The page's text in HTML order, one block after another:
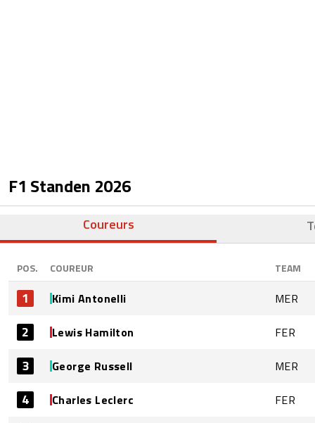
F1 Standen 2026
Coureurs
POS. COUREUR TEAM
1 Kimi Antonelli MER
2 Lewis Hamilton FER
3 George Russell MER
4 Charles Leclerc FER